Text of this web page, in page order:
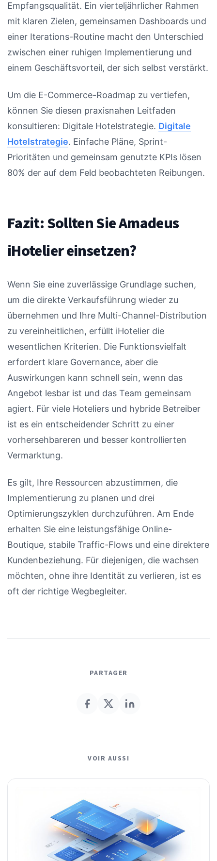
Empfangsqualität. Ein vierteljährlicher Rahmen
mit klaren Zielen, gemeinsamen Dashboards und
einer Iterations-Routine macht den Unterschied
zwischen einer ruhigen Implementierung und
einem Geschäftsvorteil, der sich selbst verstärkt.
Um die E-Commerce-Roadmap zu vertiefen,
können Sie diesen praxisnahen Leitfaden
konsultieren: Digitale Hotelstrategie. Digitale
Hotelstrategie. Einfache Pläne, Sprint-
Prioritäten und gemeinsam genutzte KPIs lösen
80% der auf dem Feld beobachteten Reibungen.
Fazit: Sollten Sie Amadeus
iHotelier einsetzen?
Wenn Sie eine zuverlässige Grundlage suchen,
um die direkte Verkaufsführung wieder zu
übernehmen und Ihre Multi-Channel-Distribution
zu vereinheitlichen, erfüllt iHotelier die
wesentlichen Kriterien. Die Funktionsvielfalt
erfordert klare Governance, aber die
Auswirkungen kann schnell sein, wenn das
Angebot lesbar ist und das Team gemeinsam
agiert. Für viele Hoteliers und hybride Betreiber
ist es ein entscheidender Schritt zu einer
vorhersehbareren und besser kontrollierten
Vermarktung.
Es gilt, Ihre Ressourcen abzustimmen, die
Implementierung zu planen und drei
Optimierungszyklen durchzuführen. Am Ende
erhalten Sie eine leistungsfähige Online-
Boutique, stabile Traffic-Flows und eine direktere
Kundenbeziehung. Für diejenigen, die wachsen
möchten, ohne ihre Identität zu verlieren, ist es
oft der richtige Wegbegleiter.
PARTAGER
VOIR AUSSI